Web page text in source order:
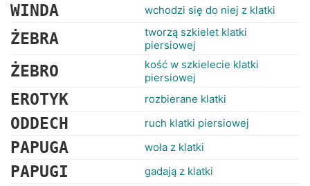
WINDA wchodzi się do niej z klatki
ŻEBRA
tworzą szkielet klatki
piersiowej
ŻEBRO
kość w szkielecie klatki
piersiowej
EROTYK rozbierane klatki
ODDECH ruch klatki piersiowej
PAPUGA woła z klatki
PAPUGI gadają z klatki